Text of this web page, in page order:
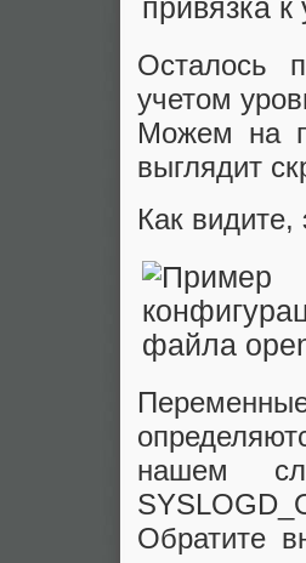
Осталось
учетом
Можем на
выглядит
Как
нашем
Обратите